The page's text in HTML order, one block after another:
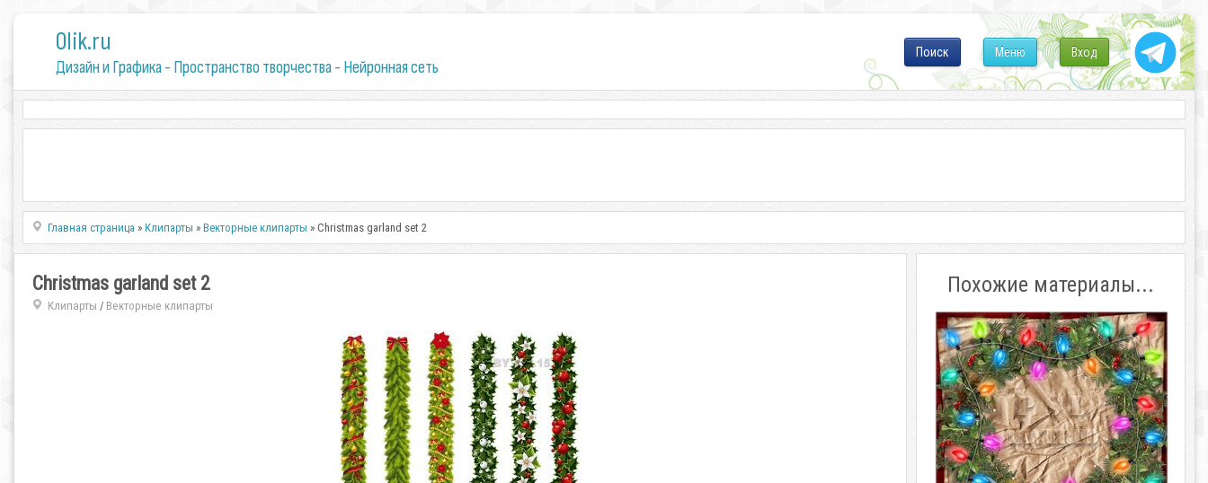
0lik.ru
Дизайн и Графика - Пространство творчества - Нейронная сеть
Вход
Меню
Поиск
Главная страница »Клипарты »Векторные клипарты » Christmas garland set 2
Christmas garland set 2
Клипарты / Векторные клипарты
Похожие материалы...